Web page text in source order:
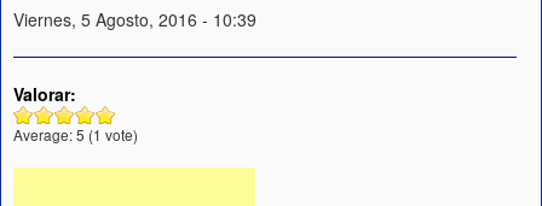
Viernes, 5 Agosto, 2016 - 10:39
Valorar:
Average:5 (1 vote)